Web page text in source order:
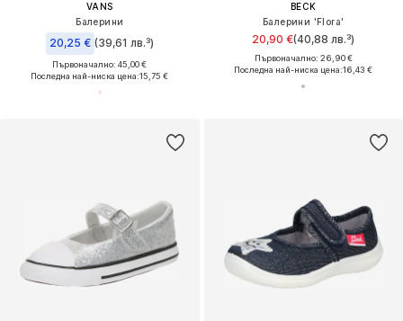
VANS
Балерини
20,25 € (39,61 лв.³)
Първоначално: 45,00 €
Последна най-ниска цена:15,75 €
BECK
Балерини 'Flora'
20,90 €(40,88 лв.³)
Първоначално: 26,90 €
Последна най-ниска цена:16,43 €